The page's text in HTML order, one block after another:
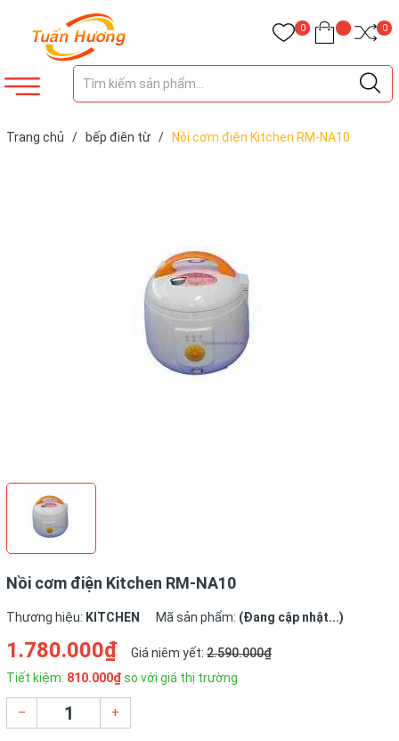
0 0
Trang chủ / bếp điên từ / Nồi cơm điện Kitchen RM-NA10
Nồi cơm điện Kitchen RM-NA10
Thương hiệu: KITCHEN Mã sản phẩm: (Đang cập nhật...)
1.780.000₫ Giá niêm yết: 2.590.000₫
Tiết kiệm: 810.000₫so với giá thị trường
– +